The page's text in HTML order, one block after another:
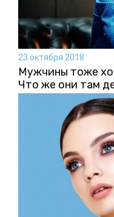
23 октября 2018
Мужчины тоже
Что же они там